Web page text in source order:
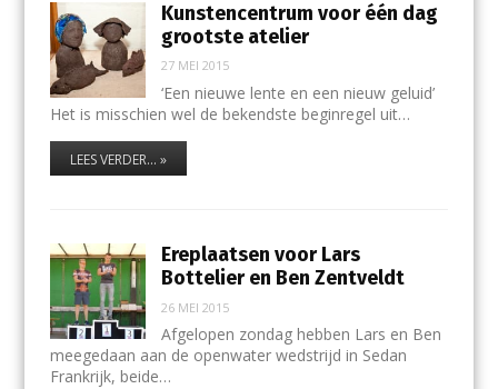
Kunstencentrum voor één dag
grootste atelier
27 MEI 2015
‘Een nieuwe lente en een nieuw geluid’
Het is misschien wel de bekendste beginregel uit…
LEES VERDER... »
Ereplaatsen voor Lars
Bottelier en Ben Zentveldt
26 MEI 2015
Afgelopen zondag hebben Lars en Ben
meegedaan aan de openwater wedstrijd in Sedan
Frankrijk, beide…